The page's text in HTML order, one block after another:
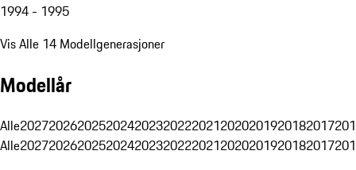
1994 - 1995
Vis Alle 14 Modellgenerasjoner
Modellår
Alle20272026202520242023202220212020201920182017
Alle20272026202520242023202220212020201920182017